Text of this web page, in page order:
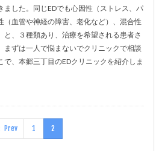
ました。同じEDでも心因性（ストレス、パ
（血管や神経の障害、老化など）、混合性
と、３種類あり、治療を希望される患者さ
まずは一人で悩まないでクリニックで相談
、本郷三丁目のEDクリニックを紹介しま
Prev 1 2